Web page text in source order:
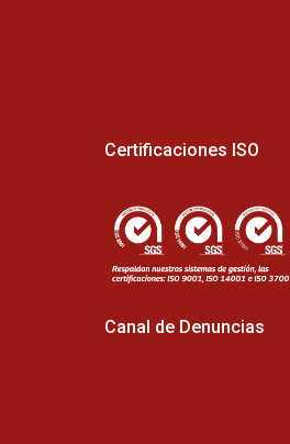
Certificaciones ISO
Canal de Denuncias